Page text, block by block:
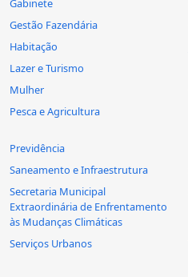
Gabinete
Gestão Fazendária
Habitação
Lazer e Turismo
Mulher
Pesca e Agricultura
Previdência
Saneamento e Infraestrutura
Secretaria Municipal
Extraordinária de Enfrentamento
às Mudanças Climáticas
Serviços Urbanos